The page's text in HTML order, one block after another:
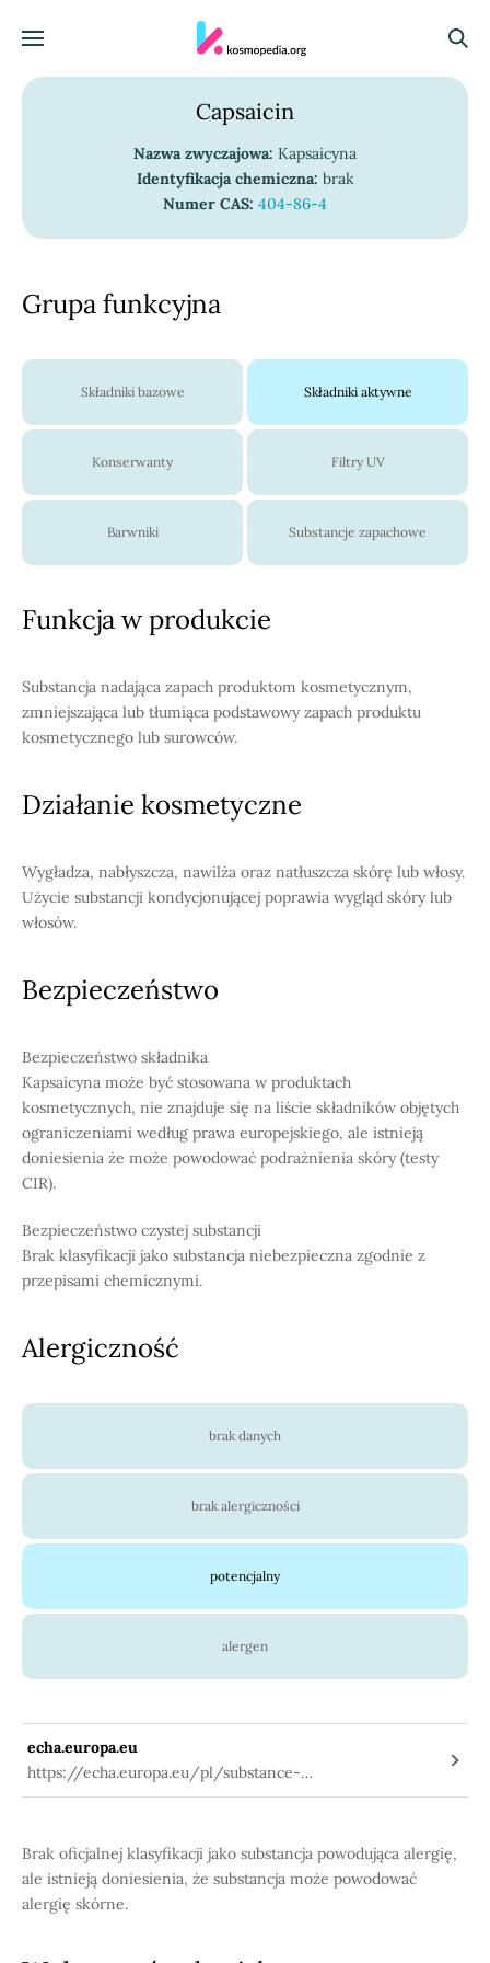
Menu
Capsaicin
Nazwa zwyczajowa: Kapsaicyna
Identyfikacja chemiczna: brak
Numer CAS: 404-86-4
Grupa funkcyjna
Składniki bazowe Składniki aktywne
Konserwanty Filtry UV
Barwniki Substancje zapachowe
Funkcja w produkcie
Substancja nadająca zapach produktom kosmetycznym,
zmniejszająca lub tłumiąca podstawowy zapach produktu
kosmetycznego lub surowców.
Działanie kosmetyczne
Wygładza, nabłyszcza, nawilża oraz natłuszcza skórę lub włosy.
Użycie substancji kondycjonującej poprawia wygląd skóry lub
włosów.
Bezpieczeństwo
Bezpieczeństwo składnika
Kapsaicyna może być stosowana w produktach
kosmetycznych, nie znajduje się na liście składników objętych
ograniczeniami według prawa europejskiego, ale istnieją
doniesienia że może powodować podrażnienia skóry (testy
CIR).
Bezpieczeństwo czystej substancji
Brak klasyfikacji jako substancja niebezpieczna zgodnie z
przepisami chemicznymi.
Alergiczność
brak danych
brak alergiczności
potencjalny
alergen
echa.europa.eu
https://echa.europa.eu/pl/substance-
information/-/substanceinfo/100.006.337
Brak oficjalnej klasyfikacji jako substancja powodująca alergię,
ale istnieją doniesienia, że substancja może powodować
alergię skórne.